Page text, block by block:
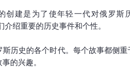
建是为了使年轻一代对俄罗
绍重要的历史事件和个性。
历史的各个时代。每个故事都侧
的兴趣。